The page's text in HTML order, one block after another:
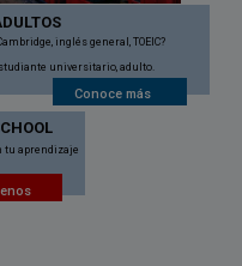
inglés general, TOEIC?
universitario, adulto.
Conoce más
tu aprendizaje